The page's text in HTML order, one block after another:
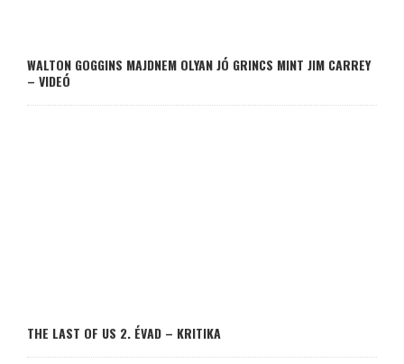
WALTON GOGGINS MAJDNEM OLYAN JÓ GRINCS MINT JIM CARREY
– VIDEÓ
THE LAST OF US 2. ÉVAD – KRITIKA